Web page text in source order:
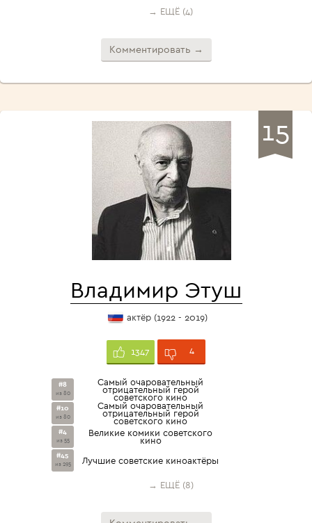
→ ЕЩЁ (4)
Комментировать →
15
Владимир Этуш
актёр (1922 - 2019)
1347 4
#8
из 80
Самый очаровательный
отрицательный герой
советского кино
#10
из 80
Самый очаровательный
отрицательный герой
советского кино
#4
из 55
Великие комики советского
кино
#45
из 295 Лучшие советские киноактёры
→ ЕЩЁ (8)